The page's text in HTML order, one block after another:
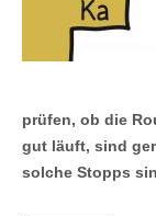
prüfen, ob die
gut läuft, sind
solche Stopps